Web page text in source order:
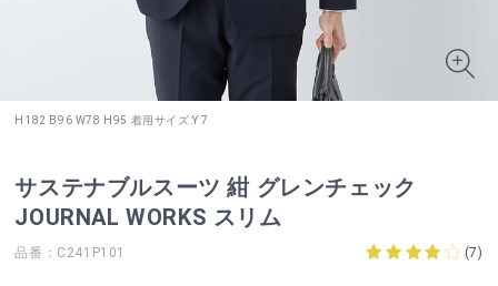
H182 B96 W78 H95 着用サイズ:Y 7
サステナブルスーツ 紺 グレンチェック
JOURNAL WORKS スリム
品番：C241P101 (7)